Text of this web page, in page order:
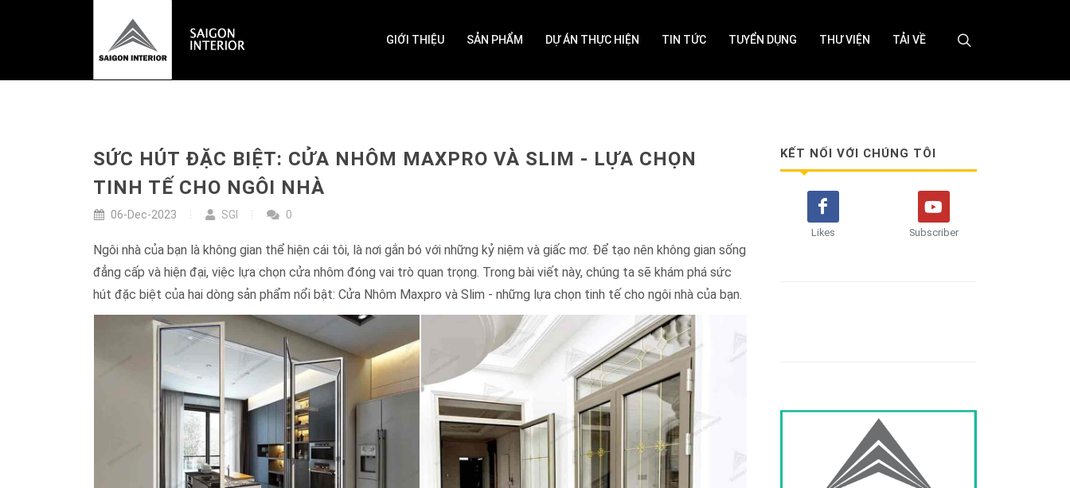
GIỚI THIỆU SẢN PHẨM DỰ ÁN THỰC HIỆN TIN TỨC TUYỂN DỤNG THƯ VIỆN TẢI VỀ
SỨC HÚT ĐẶC BIỆT: CỬA NHÔM MAXPRO VÀ SLIM - LỰA CHỌN
TINH TẾ CHO NGÔI NHÀ
06-Dec-2023 SGI 0
Ngôi nhà của bạn là không gian thể hiện cái tôi, là nơi gắn bó với những kỷ niệm và giấc mơ. Để tạo nên không gian sống
đẳng cấp và hiện đại, việc lựa chọn cửa nhôm đóng vai trò quan trọng. Trong bài viết này, chúng ta sẽ khám phá sức
hút đặc biệt của hai dòng sản phẩm nổi bật: Cửa Nhôm Maxpro và Slim - những lựa chọn tinh tế cho ngôi nhà của bạn.
KẾT NỐI VỚI CHÚNG TÔI
Likes Subscriber